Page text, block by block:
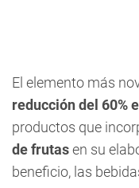
El elemento más
reducción del 60%
productos que
de frutasen su
beneficio, las